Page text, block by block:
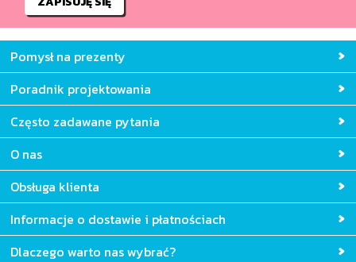
Pomysł na prezenty
Poradnik projektowania
Często zadawane pytania
O nas
Obsługa klienta
Informacje o dostawie i płatnościach
Dlaczego warto nas wybrać?